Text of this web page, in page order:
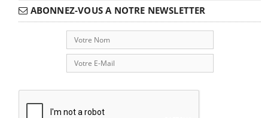
ABONNEZ-VOUS A NOTRE NEWSLETTER